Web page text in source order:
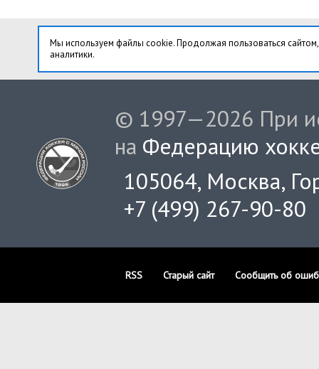
Мы используем файлы cookie. Продолжая пользоваться
аналитики.
© 1997—2026 При
на Федерацию
105064, Москва,
+7 (499) 267-90-80
RSS Старый сайт Сообщить об